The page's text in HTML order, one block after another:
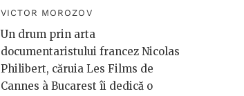
VICTOR MOROZOV
Un drum prin arta
documentaristului francez Nicolas
Philibert, căruia Les Films de
Cannes à Bucarest îi dedică o